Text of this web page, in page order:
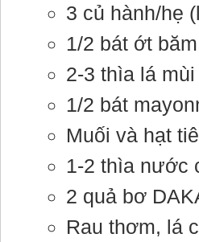
3 củ hành/hẹ
1/2 bát ớt
2-3 thìa lá
1/2 bát
Muối và hạt
1-2 thìa nước
2 quả bơ
Rau thơm, lá